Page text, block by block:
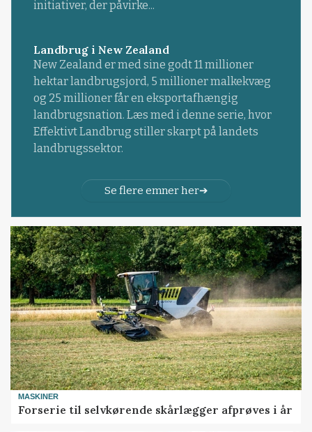
initiativer, der påvirke...
Landbrug i New Zealand
New Zealand er med sine godt 11 millioner
hektar landbrugsjord, 5 millioner malkekvæg
og 25 millioner får en eksportafhængig
landbrugsnation. Læs med i denne serie, hvor
Effektivt Landbrug stiller skarpt på landets
landbrugssektor.
Se flere emner her
MASKINER
Forserie til selvkørende skårlægger afprøves i år